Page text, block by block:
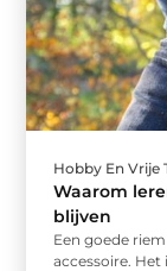
Hobby En Vrije
Waarom
blijven
Een goede
accessoire. Het